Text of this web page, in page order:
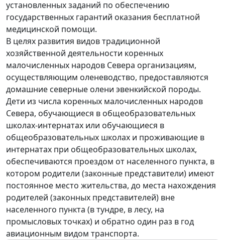
установленных заданий по обеспечению
государственных гарантий оказания бесплатной
медицинской помощи.
В целях развития видов традиционной
хозяйственной деятельности коренных
малочисленных народов Севера организациям,
осуществляющим оленеводство, предоставляются
домашние северные олени эвенкийской породы.
Дети из числа коренных малочисленных народов
Севера, обучающиеся в общеобразовательных
школах-интернатах или обучающиеся в
общеобразовательных школах и проживающие в
интернатах при общеобразовательных школах,
обеспечиваются проездом от населенного пункта, в
котором родители (законные представители) имеют
постоянное место жительства, до места нахождения
родителей (законных представителей) вне
населенного пункта (в тундре, в лесу, на
промысловых точках) и обратно один раз в год
авиационным видом транспорта.